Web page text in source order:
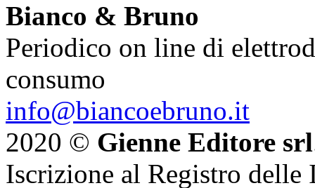
Bianco & Bruno
Periodico on line di
consumo
info@biancoebruno.it
2020 © Gienne Editore srl
Iscrizione al Registro delle